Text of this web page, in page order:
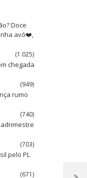
Doce
avó❤️,
(1.025)
chegada
(949)
rumo
(740)
(703)
pelo PL
(671)